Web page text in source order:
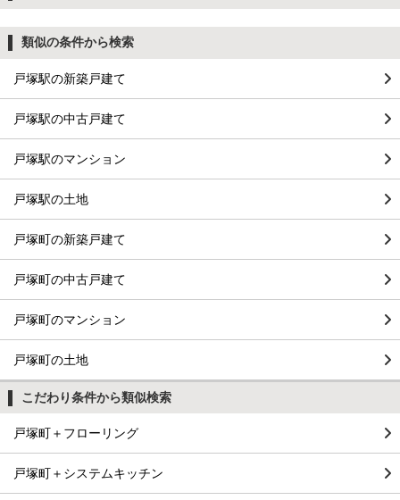
類似の条件から検索
戸塚駅の新築戸建て
戸塚駅の中古戸建て
戸塚駅のマンション
戸塚駅の土地
戸塚町の新築戸建て
戸塚町の中古戸建て
戸塚町のマンション
戸塚町の土地
こだわり条件から類似検索
戸塚町＋フローリング
戸塚町＋システムキッチン